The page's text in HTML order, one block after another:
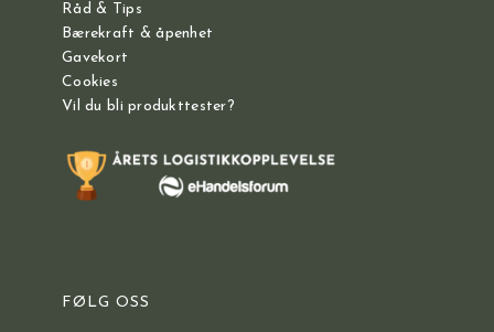
Råd & Tips
Bærekraft & åpenhet
Gavekort
Cookies
Vil du bli produkttester?
FØLG OSS